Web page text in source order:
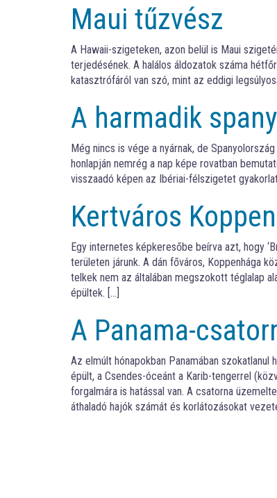
Maui tűzvész
A Hawaii-szigeteken, azon belül is Maui
terjedésének. A halálos áldozatok száma
katasztrófáról van szó, mint az eddigi
A harmadik
Még nincs is vége a nyárnak, de
honlapján nemrég a nap képe rovatban
visszaadó képen az Ibériai-félszigetet
Kertváros
Egy internetes képkeresőbe beírva azt, hogy
területen járunk. A dán főváros, Koppenhága
telkek nem az általában megszokott téglalap
épültek. […]
A Panama-
Az elmúlt hónapokban Panamában
épült, a Csendes-óceánt a Karib-tengerrel
forgalmára is hatással van. A csatorna
áthaladó hajók számát és korlátozásokat